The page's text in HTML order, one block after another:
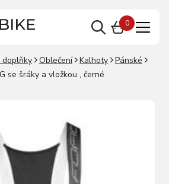
0
doplňky Oblečení Kalhoty
Pánské
se šráky a vložkou , černé